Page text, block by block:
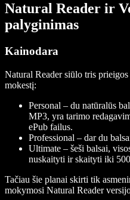
Natural Reader ir
palyginimas
Kainodara
Natural Reader siūlo tris
mokestį:
Personal – du natūralūs
MP3, yra tarimo
ePub failus.
Professional – dar du
Ultimate – šeši balsai,
nuskaityti ir skaityti iki
Tačiau šie planai skirti tik
mokymosi Natural Reader